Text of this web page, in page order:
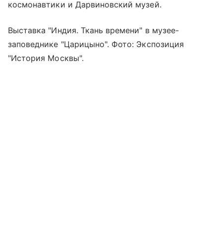
космонавтики и Дарвиновский музей.
Выставка "Индия. Ткань времени" в музее-
заповеднике "Царицыно". Фото: Экспозиция
"История Москвы".